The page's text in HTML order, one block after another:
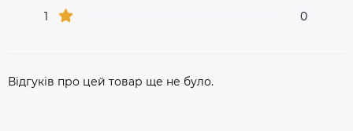
1
0
Відгуків про цей товар ще не було.